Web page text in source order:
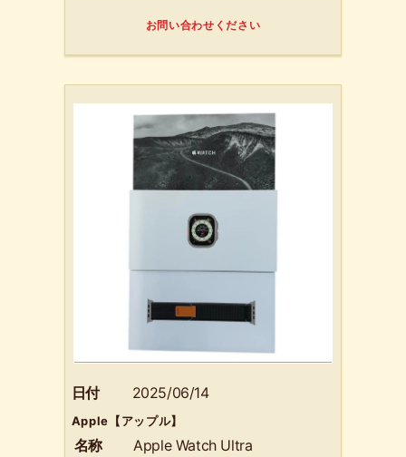
お問い合わせください
日付 2025/06/14
Apple【アップル】
名称
Apple Watch Ultra